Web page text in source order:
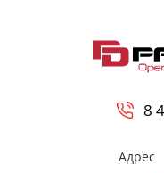
8
Адрес